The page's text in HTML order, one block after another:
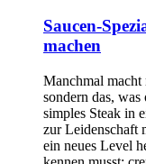
Saucen-
machen
Manchmal macht
sondern das,
simples Steak in
zur Leidenschaft
ein neues Level